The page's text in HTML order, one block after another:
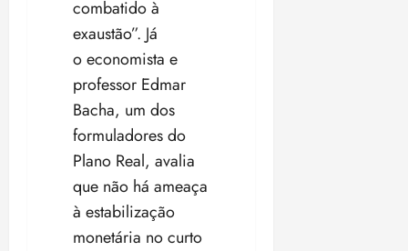
combatido à
exaustão”. Já
o economista e
professor Edmar
Bacha, um dos
formuladores do
Plano Real, avalia
que não há ameaça
à estabilização
monetária no curto